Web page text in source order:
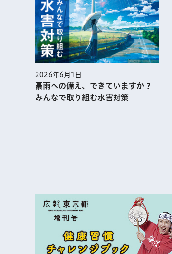
2026年6月1日
豪雨への備え、できていますか？
みんなで取り組む水害対策